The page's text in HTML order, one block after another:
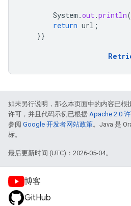
System .out.println(
return url ;
}}
如未另行说明，那么本页面中的内容已根
许可，并且代码示例已根据 Apache 2.0
参阅 Google 开发者网站政策。Java 是
标。
最后更新时间 (UTC)：2026-05-04。
博客
GitHub